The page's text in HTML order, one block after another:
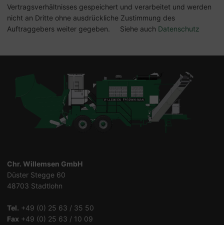
Vertragsverhältnisses gespeichert und verarbeitet und werden
nicht an Dritte ohne ausdrückliche Zustimmung des
Auftraggebers weiter gegeben. Siehe auch Datenschutz
Chr. Willemsen GmbH
Düster Stegge 60
48703 Stadtlohn
Tel. +49 (0) 25 63 / 35 50
Fax +49 (0) 25 63 / 10 09